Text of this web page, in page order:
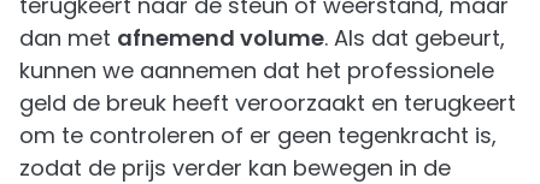
dan met afnemend volume. Als dat gebeurt,
kunnen we aannemen dat het professionele
geld de breuk heeft veroorzaakt en terugkeert
om te controleren of er geen tegenkracht is,
zodat de prijs verder kan bewegen in de